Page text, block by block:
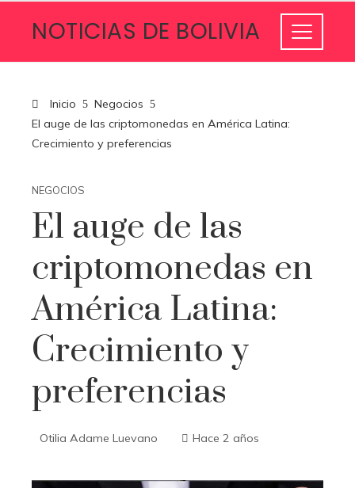
NOTICIAS DE BOLIVIA
Inicio
Negocios
El auge de las criptomonedas en América Latina:
Crecimiento y preferencias
NEGOCIOS
El auge de las
criptomonedas en
América Latina:
Crecimiento y
preferencias
Otilia Adame Luevano Hace 2 años